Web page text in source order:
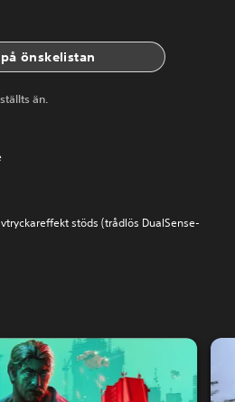
önskelistan
än.
stöds (trådlös DualSense-